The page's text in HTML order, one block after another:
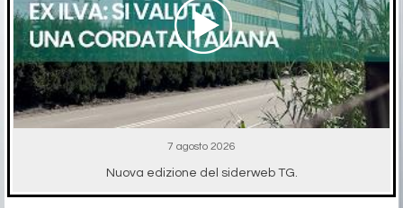
7 agosto 2026
Nuova edizione del siderweb TG.